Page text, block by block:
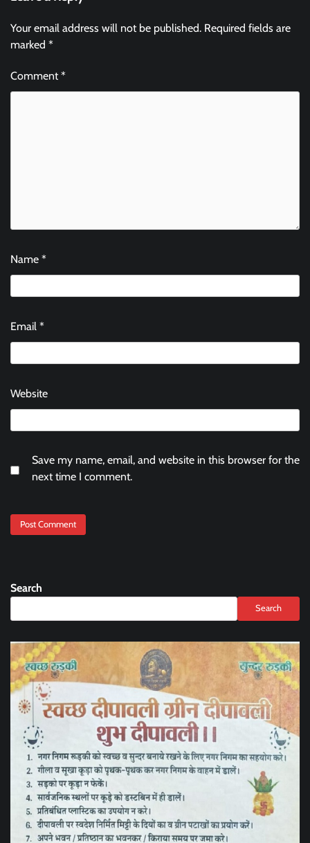
Your email address will not be published. Required fields are
marked *
Comment*
Name *
Email *
Website
Save my name, email, and website in this browser for the
next time I comment.
Search
Search